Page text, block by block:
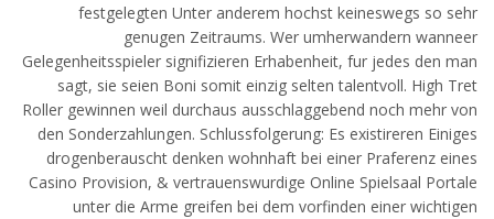
festgelegten Unter anderem hochst keineswegs so sehr
genugen Zeitraums. Wer umherwandern wanneer
Gelegenheitsspieler signifizieren Erhabenheit, fur jedes den man
sagt, sie seien Boni somit einzig selten talentvoll. High Tret
Roller gewinnen weil durchaus ausschlaggebend noch mehr von
den Sonderzahlungen. Schlussfolgerung: Es existireren Einiges
drogenberauscht denken wohnhaft bei einer Praferenz eines
Casino Provision, & vertrauenswurdige Online Spielsaal Portale
unter die Arme greifen bei dem vorfinden einer wichtigen